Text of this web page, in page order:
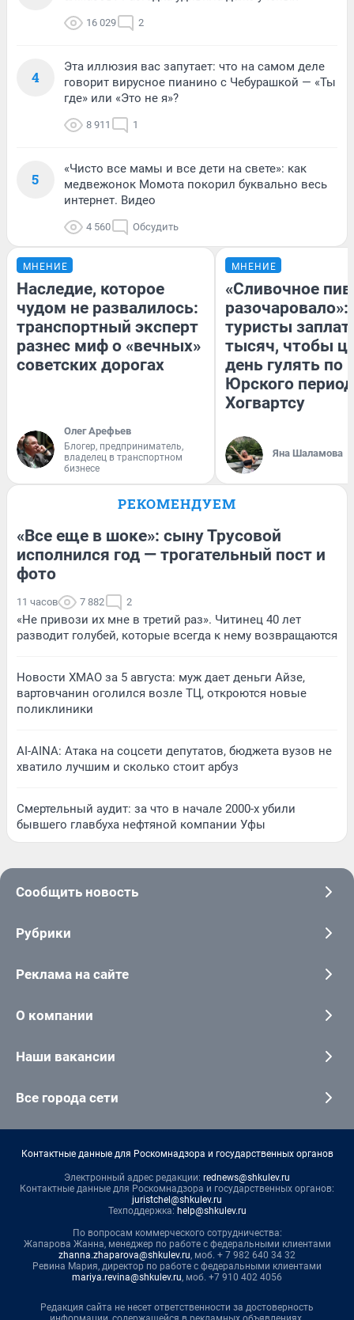
16 029 2
4
Эта иллюзия вас запутает: что на самом деле
говорит вирусное пианино с Чебурашкой — «Ты
где» или «Это не я»?
8 911 1
5
«Чисто все мамы и все дети на свете»: как
медвежонок Момота покорил буквально весь
интернет. Видео
4 560 Обсудить
МНЕНИЕ
Наследие, которое
чудом не развалилось:
транспортный эксперт
разнес миф о «вечных»
советских дорогах
Олег Арефьев
Блогер, предприниматель,
владелец в транспортном
бизнесе
МНЕНИЕ
«Сливочное
разочаровало»:
туристы
тысяч, чтобы
день гулять по
Юрского
Хогвартсу
Яна Шаламова
РЕКОМЕНДУЕМ
«Все еще в шоке»: сыну Трусовой
исполнился год — трогательный пост и
фото
11 часов 7 882 2
«Не привози их мне в третий раз». Читинец 40 лет
разводит голубей, которые всегда к нему возвращаются
Новости ХМАО за 5 августа: муж дает деньги Айзе,
вартовчанин оголился возле ТЦ, откроются новые
поликлиники
AI-AINA: Атака на соцсети депутатов, бюджета вузов не
хватило лучшим и сколько стоит арбуз
Смертельный аудит: за что в начале 2000-х убили
бывшего главбуха нефтяной компании Уфы
Сообщить новость
Рубрики
Реклама на сайте
О компании
Наши вакансии
Все города сети
Контактные данные для Роскомнадзора и государственных органов
Электронный адрес редакции: rednews@shkulev.ru
Контактные данные для Роскомнадзора и государственных органов:
juristchel@shkulev.ru
Техподдержка: help@shkulev.ru
По вопросам коммерческого сотрудничества:
Жапарова Жанна, менеджер по работе с федеральными клиентами
zhanna.zhaparova@shkulev.ru, моб. + 7 982 640 34 32
Ревина Мария, директор по работе с федеральными клиентами
mariya.revina@shkulev.ru, моб. +7 910 402 4056
Редакция сайта не несет ответственности за достоверность